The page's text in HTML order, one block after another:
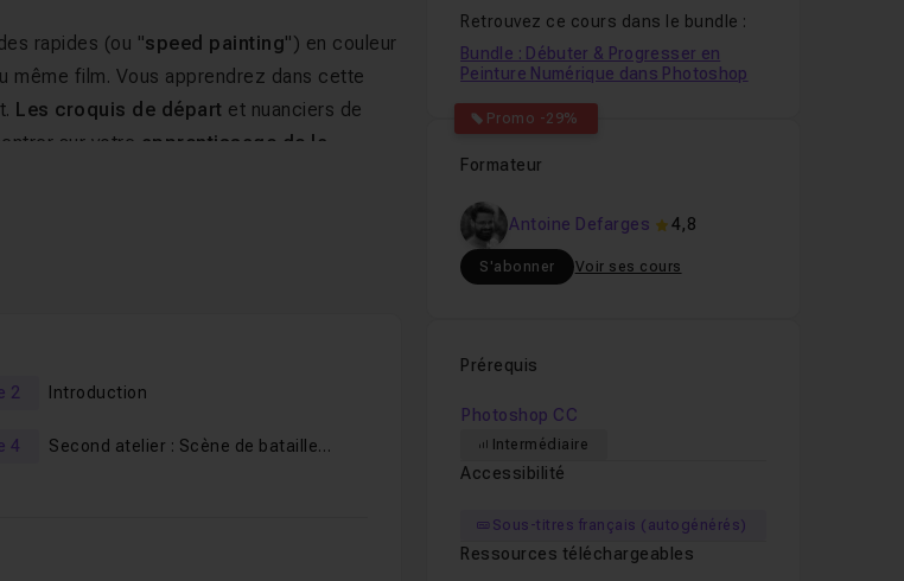
rapides (ou "speed painting") en couleur
même film. Vous apprendrez dans cette
Les croquis de départ et nuanciers de
sur votre apprentissage de la
l'optimisation de la composition, de
Les fichiers sources sont fournis.
2 Introduction
4
Second atelier : Scène de bataille
Retrouvez ce cours dans le bundle :
Promo -29%
Bundle : Débuter & Progresser en
Peinture Numérique dans Photoshop
Formateur
Antoine Defarges 4,8
S'abonner Voir ses cours
Prérequis
Photoshop CC
Intermédiaire
Accessibilité
Sous-titres français (autogénérés)
Ressources téléchargeables